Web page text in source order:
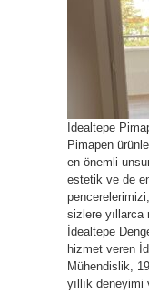
İdealtepe
Pimapen
en önemli
estetik ve de
sizlere yıllarca
İdealtepe
hizmet veren
Mühendislik,
yıllık